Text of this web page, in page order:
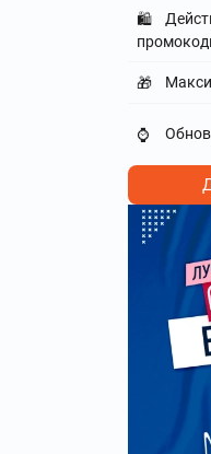
🛍️
🎁
⌚